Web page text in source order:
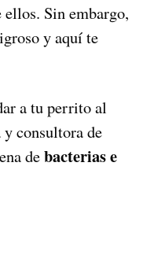
Sin embargo,
y aquí te
a tu perrito al
consultora de
debacterias e